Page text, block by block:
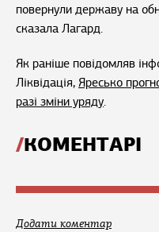
повернули державу на
сказала Лагард.
Як раніше повідомляв
Ліквідація, Яресько
разі зміни уряду.
КОМЕНТАРІ
Додати коментар